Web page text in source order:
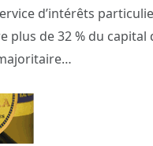
d’intérêts
plus de 32 % du capital